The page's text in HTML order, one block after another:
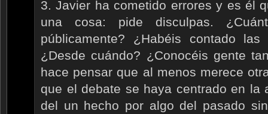
3. Javier ha cometido errores y es él
una cosa: pide disculpas.
públicamente? ¿Habéis contado
¿Desde cuándo? ¿Conocéis gente
hace pensar que al menos merece
que el debate se haya centrado en la
del un hecho por algo del pasado